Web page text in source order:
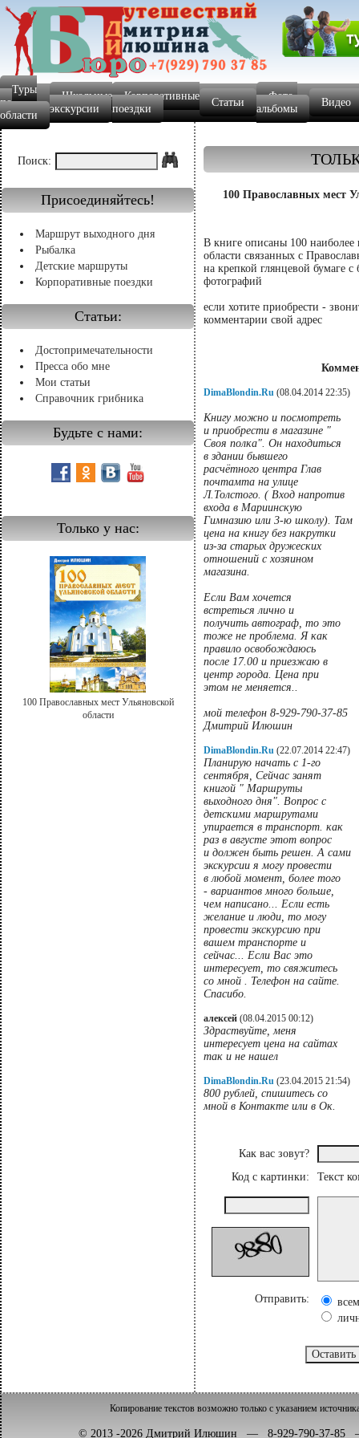
Туры
по
области
Школьные
экскурсии
Корпоративные
поездки
Статьи
Фото-
альбомы
Видео
Поиск:
Присоединяйтесь!
Маршрут выходного дня
Рыбалка
Детские маршруты
Корпоративные поездки
Статьи:
Достопримечательности
Пресса обо мне
Мои статьи
Справочник грибника
Будьте с нами:
Только у нас:
100 Православных мест Ульяновской
области
100 Православных мест
В книге описаны 100 наиболее
области связанных с
на крепкой глянцевой бумаге
фотографий
если хотите приобрести -
комментарии свой адрес
DimaBlondin.Ru (08.04.2014 22:35)
Книгу можно и посмотреть
и приобрести в магазине "
Своя полка". Он находиться
в здании бывшего
расчётного центра Глав
почтамта на улице
Л.Толстого. ( Вход напротив
входа в Мариинскую
Гимназию или 3-ю школу). Там
цена на книгу без накрутки
из-за старых дружеских
отношений с хозяином
магазина.
Если Вам хочется
встреться лично и
получить автограф, то это
тоже не проблема. Я как
правило освобождаюсь
после 17.00 и приезжаю в
центр города. Цена при
этом не меняется..
мой телефон 8-929-790-37-85
Дмитрий Илюшин
DimaBlondin.Ru (22.07.2014 22:47)
Планирую начать с 1-го
сентября, Сейчас занят
книгой " Маршруты
выходного дня". Вопрос с
детскими маршрутами
упирается в транспорт. как
раз в августе этот вопрос
и должен быть решен. А сами
экскурсии я могу провести
в любой момент, более того
- вариантов много больше,
чем написано... Если есть
желание и люди, то могу
провести экскурсию при
вашем транспорте и
сейчас... Если Вас это
интересует, то свяжитесь
со мной . Телефон на сайте.
Спасибо.
алексей (08.04.2015 00:12)
Здраствуйте, меня
интересует цена на сайтах
так и не нашел
DimaBlondin.Ru (23.04.2015 21:54)
800 рублей, спишитесь со
мной в Контакте или в Ок.
Как вас зовут?
Код с картинки:
Текст
Отправить:
всем
Копирование текстов возможно только с указанием
© 2013 -2026 Дмитрий Илюшин — 8-929-790-37-